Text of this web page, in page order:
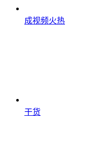
成视频火热
干货